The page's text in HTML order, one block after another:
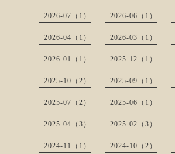
2026-07（1） 2026-06（1）
2026-04（1） 2026-03（1）
2026-01（1） 2025-12（1）
2025-10（2） 2025-09（1）
2025-07（2） 2025-06（1）
2025-04（3） 2025-02（3）
2024-11（1） 2024-10（2）